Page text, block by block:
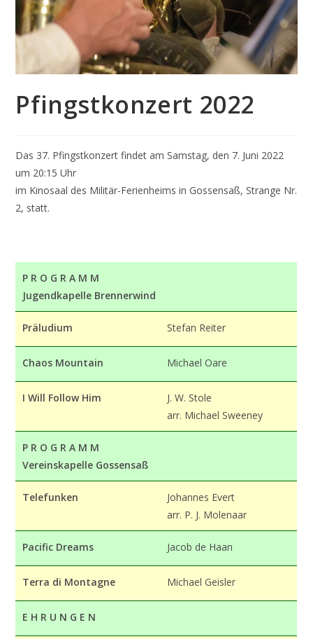
Pfingstkonzert 2022
Das 37. Pfingstkonzert findet am Samstag, den 7. Juni 2022
um 20:15 Uhr
im Kinosaal des Militär-Ferienheims in Gossensaß, Strange Nr.
2, statt.
P R O G R A M M
Jugendkapelle Brennerwind
Präludium Stefan Reiter
Chaos Mountain Michael Oare
I Will Follow Him
J. W. Stole
arr. Michael Sweeney
P R O G R A M M
Vereinskapelle Gossensaß
Telefunken
Johannes Evert
arr. P. J. Molenaar
Pacific Dreams Jacob de Haan
Terra di Montagne Michael Geisler
E H R U N G E N